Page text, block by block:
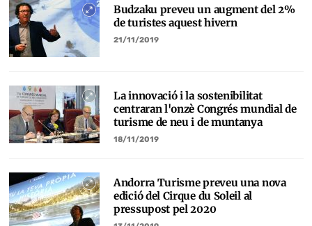
Budzaku preveu un augment del 2%
de turistes aquest hivern
21/11/2019
La innovació i la sostenibilitat
centraran l'onzè Congrés mundial de
turisme de neu i de muntanya
18/11/2019
Andorra Turisme preveu una nova
edició del Cirque du Soleil al
pressupost pel 2020